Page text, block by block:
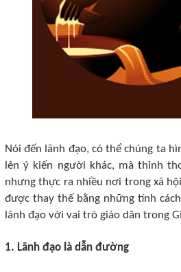
Nói đến lãnh đạo, có thể chúng ta
lên ý kiến người khác, mà thỉnh
nhưng thực ra nhiều nơi trong xã
được thay thế bằng những tính
lãnh đạo với vai trò giáo dân trong
1. Lãnh đạo là dẫn đường